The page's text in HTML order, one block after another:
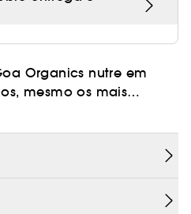
Organics nutre em
mesmo os mais
rica de ativos
de baunilha e de
e suavidade ao
as impurezas,